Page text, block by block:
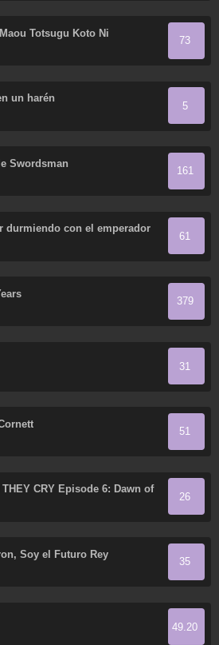
Totsugu Koto Ni
73
un harén
5
Swordsman
161
durmiendo con el emperador
61
379
31
51
CRY Episode 6: Dawn of
26
Soy el Futuro Rey
35
49.20